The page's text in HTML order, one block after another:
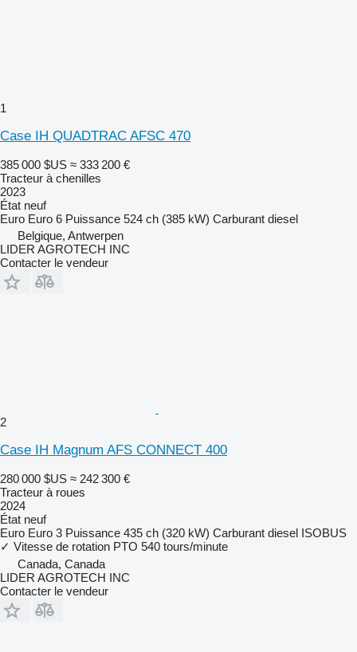
1
Case IH QUADTRAC AFSC 470
385 000 $US ≈ 333 200 €
Tracteur à chenilles
2023
État neuf
Euro Euro 6 Puissance 524 ch (385 kW) Carburant diesel
Belgique, Antwerpen
LIDER AGROTECH INC
Contacter le vendeur
2
Case IH Magnum AFS CONNECT 400
280 000 $US ≈ 242 300 €
Tracteur à roues
2024
État neuf
Euro Euro 3 Puissance 435 ch (320 kW) Carburant diesel ISOBUS
✓ Vitesse de rotation PTO 540 tours/minute
Canada, Canada
LIDER AGROTECH INC
Contacter le vendeur